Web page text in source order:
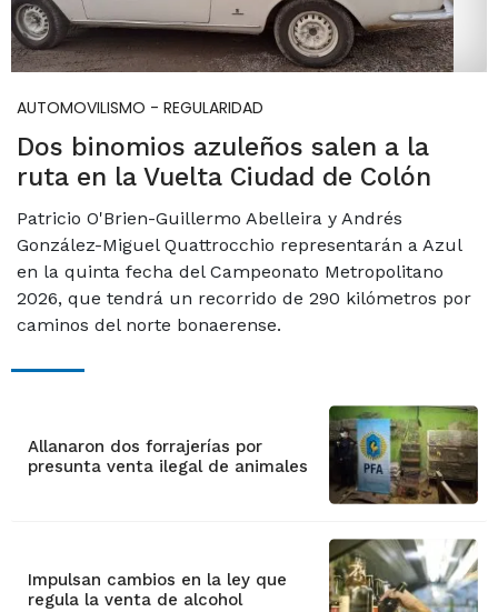
AUTOMOVILISMO - REGULARIDAD
Dos binomios azuleños salen a la
ruta en la Vuelta Ciudad de Colón
Patricio O'Brien-Guillermo Abelleira y Andrés
González-Miguel Quattrocchio representarán a Azul
en la quinta fecha del Campeonato Metropolitano
2026, que tendrá un recorrido de 290 kilómetros por
caminos del norte bonaerense.
Allanaron dos forrajerías por
presunta venta ilegal de animales
Impulsan cambios en la ley que
regula la venta de alcohol